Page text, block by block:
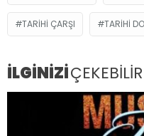
TARIHI ÇARŞI TARIHI
İLGİNİZİÇEKEBİLİR